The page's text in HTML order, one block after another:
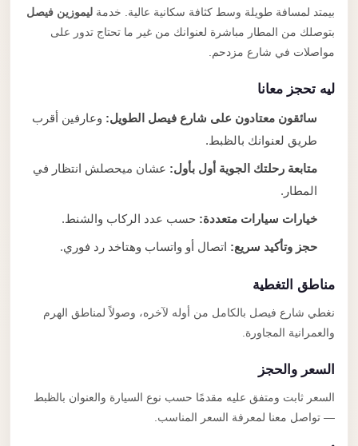
بيمتد لمسافة طويلة وسط كثافة سكانية عالية. خدمةليموزين فيصل
بتوصلك من المطار مباشرة لعنوانك من غير ما تحتاج تدور على
مواصلات في شارع مزدحم.
ليه تحجز معانا
سائقون معتادون على شارع فيصل الطويل:وعارفين أقرب
طريق لعنوانك بالظبط.
متابعة رحلتك الجوية أول بأول:عشان ميحصلش انتظار في
المطار.
خيارات سيارات متعددة:حسب عدد الركاب والشنط.
حجز وتأكيد سريع:اتصال أو واتساب وهتاخد رد فوري.
مناطق التغطية
نغطي شارع فيصل بالكامل من أوله لآخره، وصولاً لمناطق الهرم
والعمرانية المجاورة.
السعر والحجز
السعر ثابت ومتفق عليه مقدمًا حسب نوع السيارة والعنوان بالظبط
— تواصل معنا لمعرفة السعر المناسب.